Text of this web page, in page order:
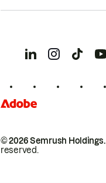
© 2026 Semrush Holdings.
reserved.